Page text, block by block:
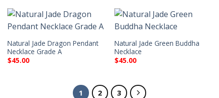
Natural Jade Dragon Pendant
Necklace Grade A
$45.00
Natural Jade Green Buddha
Necklace
$45.00
1 2 3